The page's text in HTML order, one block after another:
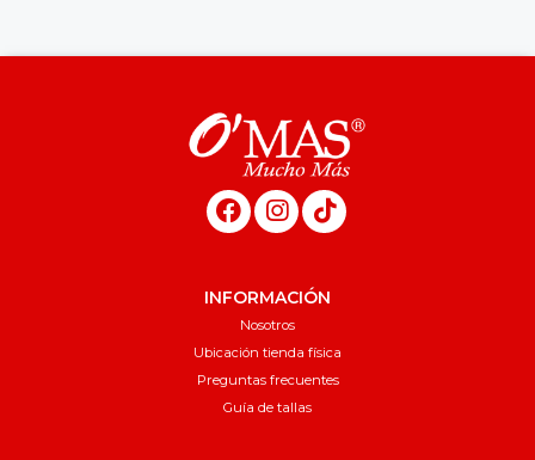
INFORMACIÓN
Nosotros
Ubicación tienda física
Preguntas frecuentes
Guía de tallas